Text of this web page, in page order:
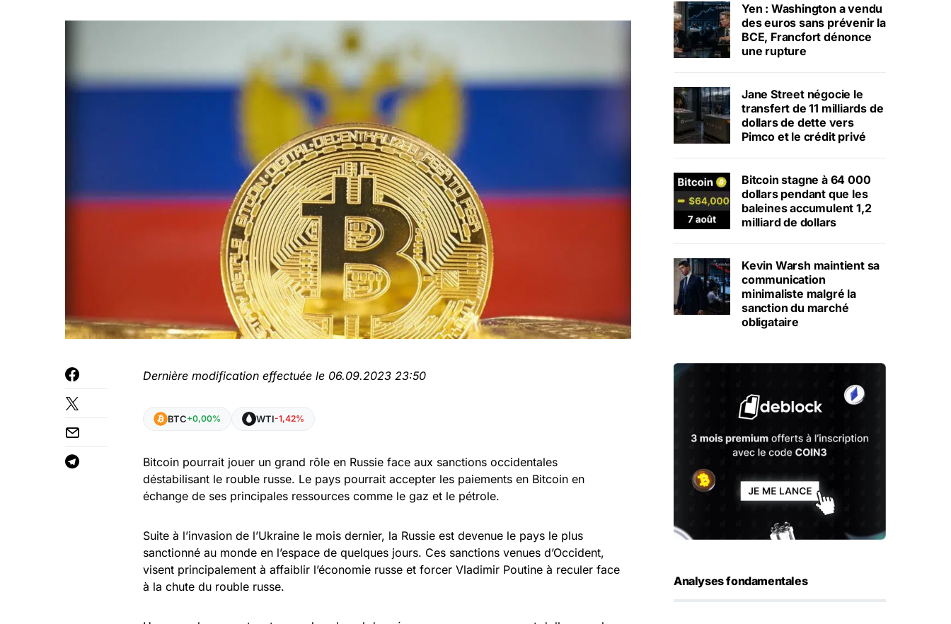
Dernière modification effectuée le 06.09.2023 23:50
BTC+0,00% WTI-1,42%
Bitcoin pourrait jouer un grand rôle en Russie face aux sanctions occidentales
déstabilisant le rouble russe. Le pays pourrait accepter les paiements en Bitcoin en
échange de ses principales ressources comme le gaz et le pétrole.
Suite à l’invasion de l’Ukraine le mois dernier, la Russie est devenue le pays le plus
sanctionné au monde en l’espace de quelques jours. Ces sanctions venues d’Occident,
visent principalement à affaiblir l’économie russe et forcer Vladimir Poutine à reculer face
à la chute du rouble russe.
Yen : Washington a vendu
des euros sans prévenir la
BCE, Francfort dénonce
une rupture
Jane Street négocie le
transfert de 11 milliards de
dollars de dette vers
Pimco et le crédit privé
Bitcoin stagne à 64 000
dollars pendant que les
baleines accumulent 1,2
milliard de dollars
Kevin Warsh maintient sa
communication
minimaliste malgré la
sanction du marché
obligataire
Analyses fondamentales